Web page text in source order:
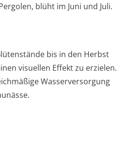
blüht im Juni und Juli.
bis in den Herbst
visuellen Effekt zu erzielen.
Wasserversorgung